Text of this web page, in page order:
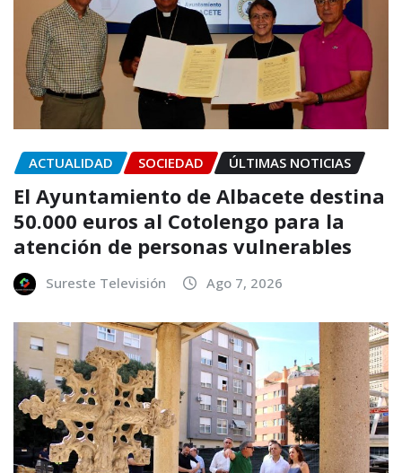
ACTUALIDAD SOCIEDAD ÚLTIMAS NOTICIAS
El Ayuntamiento de Albacete destina
50.000 euros al Cotolengo para la
atención de personas vulnerables
Sureste Televisión Ago 7, 2026